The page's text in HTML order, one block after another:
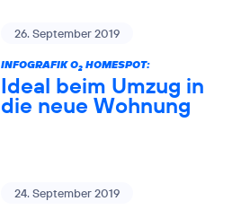
26. September 2019
INFOGRAFIK O2HOMESPOT:
Ideal beim Umzug in
die neue Wohnung
24. September 2019